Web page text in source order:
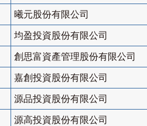
曦元股份有限公司
均盈投資股份有限公司
創思富資產管理股份有限公司
嘉創投資股份有限公司
源品投資股份有限公司
源高投資股份有限公司